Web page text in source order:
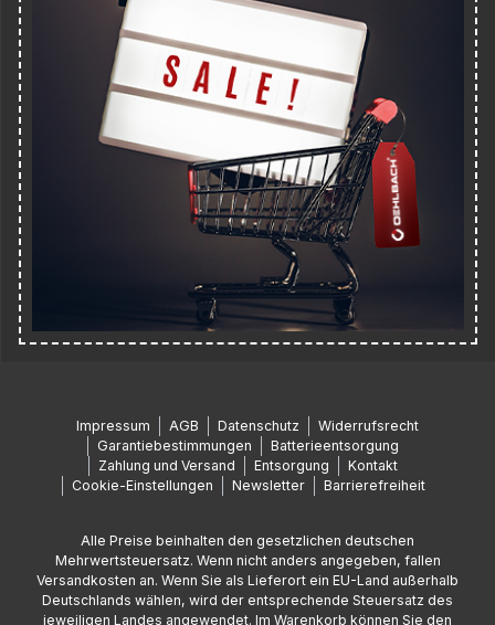
Impressum AGB Datenschutz
Widerrufsrecht
Garantiebestimmungen
Batterieentsorgung
Zahlung und Versand
Entsorgung
Kontakt
Cookie-Einstellungen
Newsletter Barrierefreiheit
Alle Preise beinhalten den gesetzlichen deutschen
Mehrwertsteuersatz. Wenn nicht anders angegeben, fallen
Versandkosten an. Wenn Sie als Lieferort ein EU-Land außerhalb
Deutschlands wählen, wird der entsprechende Steuersatz des
jeweiligen Landes angewendet. Im Warenkorb können Sie den